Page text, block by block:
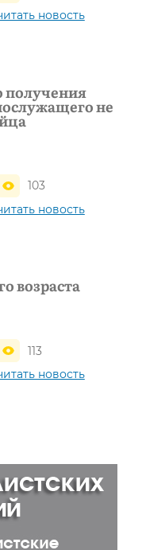
новость
получения
не
103
новость
возраста
113
новость